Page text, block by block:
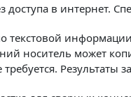
в интернет.
носитель может
Результаты